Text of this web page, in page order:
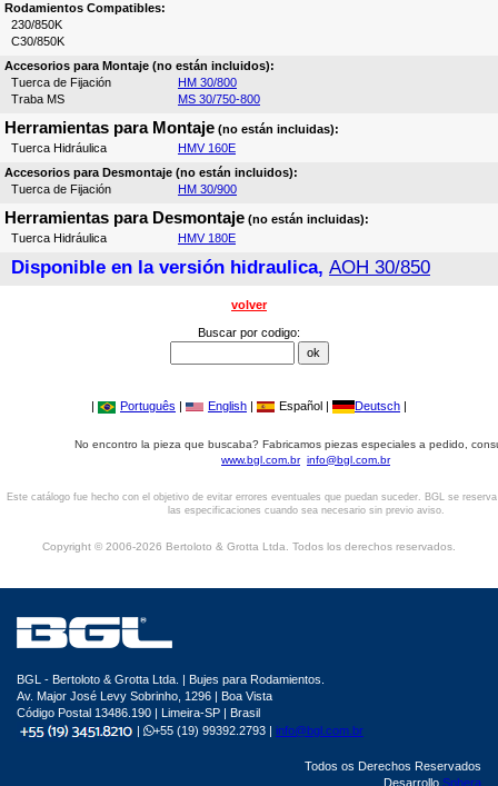
Rodamientos Compatibles:
230/850K
C30/850K
Accesorios para Montaje (no están incluidos):
Tuerca de Fijación
HM 30/800
Traba MS
MS 30/750-800
Herramientas para Montaje (no están incluidas):
Tuerca Hidráulica
HMV 160E
Accesorios para Desmontaje (no están incluidos):
Tuerca de Fijación
HM 30/900
Herramientas para Desmontaje (no están incluidas):
Tuerca Hidráulica
HMV 180E
Disponible en la versión hidraulica, AOH 30/850
volver
Buscar por codigo:
| Português | English | Español | Deutsch |
No encontro la pieza que buscaba? Fabricamos piezas especiales a pedido,
www.bgl.com.br info@bgl.com.br
Este catálogo fue hecho con el objetivo de evitar errores eventuales que puedan suceder. BGL se
las especificaciones cuando sea necesario sin previo aviso.
Copyright © 2006-2026 Bertoloto & Grotta Ltda. Todos los derechos reservados.
BGL - Bertoloto & Grotta Ltda. | Bujes para Rodamientos.
Av. Major José Levy Sobrinho, 1296 | Boa Vista
Código Postal 13486.190 | Limeira-SP | Brasil
|
+55 (19) 99392.2793 | info@bgl.com.br
Todos os Derechos Reservados
Desarrollo Sphera